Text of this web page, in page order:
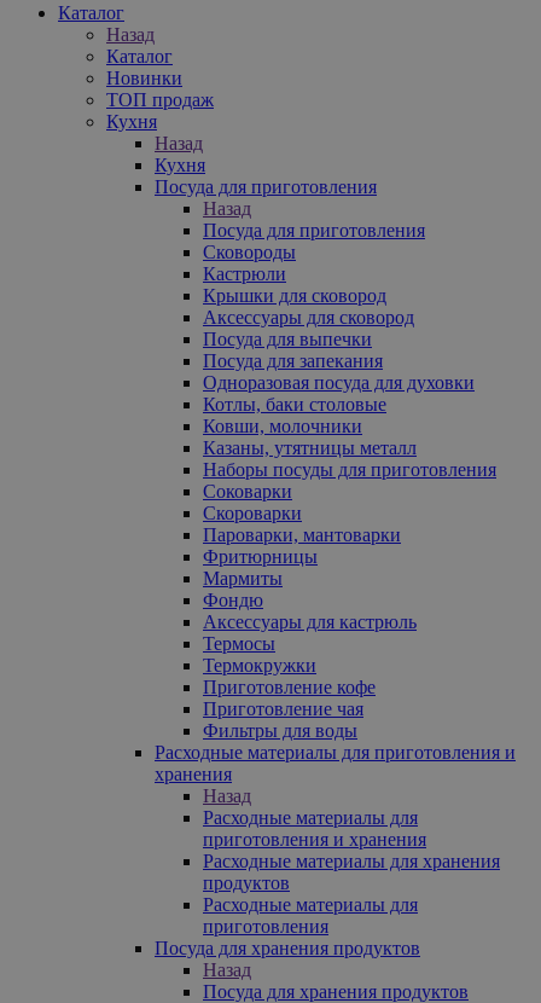
Каталог
Назад
Каталог
Новинки
ТОП продаж
Кухня
Назад
Кухня
Посуда для приготовления
Назад
Посуда для приготовления
Сковороды
Кастрюли
Крышки для сковород
Аксессуары для сковород
Посуда для выпечки
Посуда для запекания
Одноразовая посуда для духовки
Котлы, баки столовые
Ковши, молочники
Казаны, утятницы металл
Наборы посуды для приготовления
Соковарки
Скороварки
Пароварки, мантоварки
Фритюрницы
Мармиты
Фондю
Аксессуары для кастрюль
Термосы
Термокружки
Приготовление кофе
Приготовление чая
Фильтры для воды
Расходные материалы для приготовления и
хранения
Назад
Расходные материалы для
приготовления и хранения
Расходные материалы для хранения
продуктов
Расходные материалы для
приготовления
Посуда для хранения продуктов
Назад
Посуда для хранения продуктов